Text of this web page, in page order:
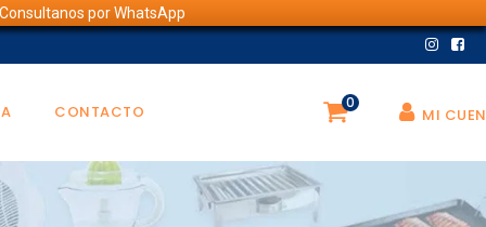
por WhatsApp
CONTACTO MI
0